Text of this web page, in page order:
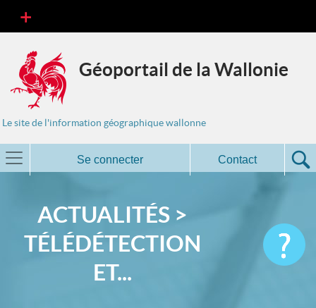
Géoportail de la Wallonie
Le site de l'information géographique wallonne
Se connecter Contact
ACTUALITÉS >
TÉLÉDÉTECTION
ET...